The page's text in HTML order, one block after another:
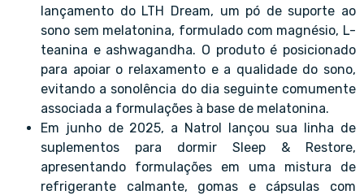
lançamento do LTH Dream, um pó de suporte ao
sono sem melatonina, formulado com magnésio, L-
teanina e ashwagandha. O produto é posicionado
para apoiar o relaxamento e a qualidade do sono,
evitando a sonolência do dia seguinte comumente
associada a formulações à base de melatonina.
Em junho de 2025, a Natrol lançou sua linha de
suplementos para dormir Sleep & Restore,
apresentando formulações em uma mistura de
refrigerante calmante, gomas e cápsulas com